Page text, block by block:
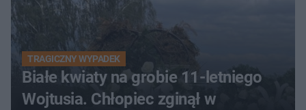
TRAGICZNY WYPADEK
Białe kwiaty na grobie 11-letniego
Wojtusia. Chłopiec zginął w